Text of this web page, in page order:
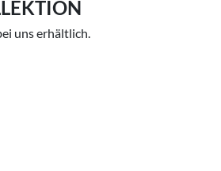
uns erhältlich.